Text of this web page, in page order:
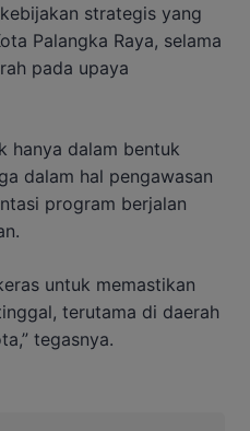
strategis yang
Palangka Raya, selama
pada upaya
hanya dalam bentuk
dalam hal pengawasan
program berjalan
untuk memastikan
terutama di daerah
tegasnya.